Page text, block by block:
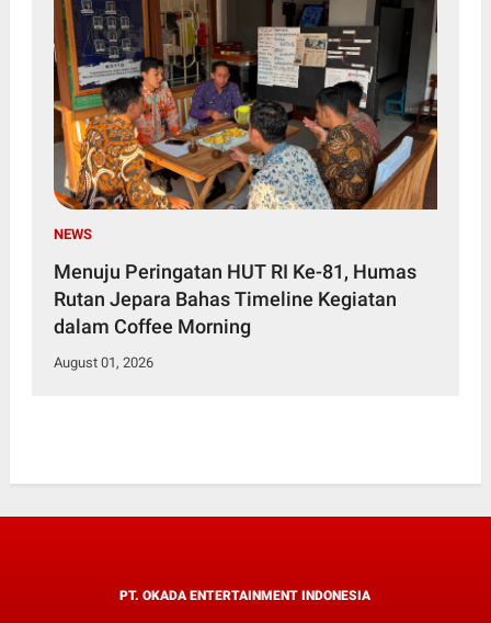
NEWS
Menuju Peringatan HUT RI Ke-81, Humas
Rutan Jepara Bahas Timeline Kegiatan
dalam Coffee Morning
August 01, 2026
PT. OKADA ENTERTAINMENT INDONESIA